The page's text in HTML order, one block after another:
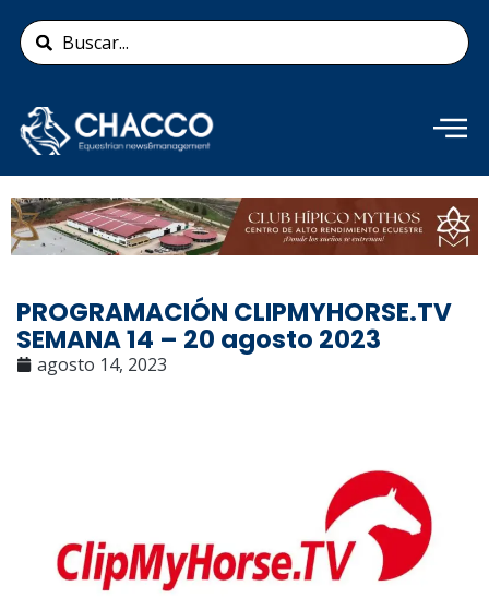
contenido
Search
...
Añade aquí tu texto de
cabecera
PROGRAMACIÓN CLIPMYHORSE.TV
SEMANA 14 – 20 agosto 2023
agosto 14, 2023